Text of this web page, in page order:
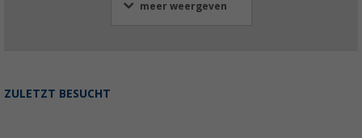
meer weergeven
ZULETZT BESUCHT